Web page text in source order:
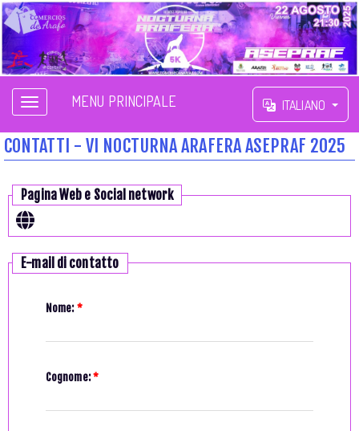
MENU PRINCIPALE ITALIANO
CONTATTI - VI NOCTURNA ARAFERA ASEPRAF 2025
Pagina Web e Social network
E-mail di contatto
Nome:*
Cognome:*